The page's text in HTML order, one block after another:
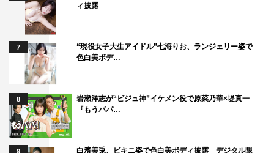
者である山田さんが描くリアルさに、宮藤さんならではの
ユーモアと、そして現代的な新しい感覚が合わさって、戦
争ドラマではありますが、これまでに見たことのないよう
な全く新しい世界だなと思いました。
◆吉田さんが演じる田宮ひかりという役柄の印象を教えて
ください。また、実際に演じられていかがでしたか？
ひかりさんはとても真面目で責任感が強い人なんですよ
ね。現代においても、家事をこなしながら手に職を持って
ィ披露
7
“現役女子大生アイドル”七海りお、ランジェリー姿で
色白美ボデ…
8
岩瀬洋志が“ビジュ神”イケメン役で原菜乃華×堤真一
『もうパパ…
9
白濱美兎、ビキニ姿で色白美ボディ披露 デジタル限